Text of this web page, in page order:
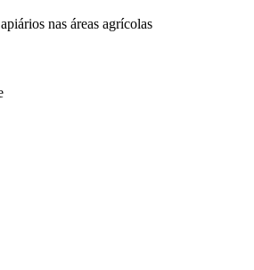
nas áreas agrícolas